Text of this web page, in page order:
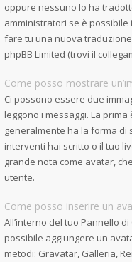
oppure nessuno lo ha
amministratori se è
fare tu una nuova
phpBB Limited (trovi il
Come posso mostrare
Ci possono essere due
leggono i messaggi. La
generalmente ha la forma di
interventi hai scritto o il tuo
grande nota come avatar,
utente.
Come posso inserire un
All’interno del tuo Pannello
possibile aggiungere un
metodi: Gravatar, Galleria,